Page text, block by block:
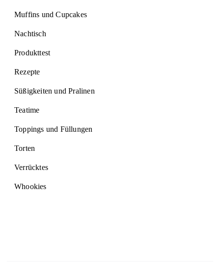
Muffins und Cupcakes
Nachtisch
Produkttest
Rezepte
Süßigkeiten und Pralinen
Teatime
Toppings und Füllungen
Torten
Verrücktes
Whookies